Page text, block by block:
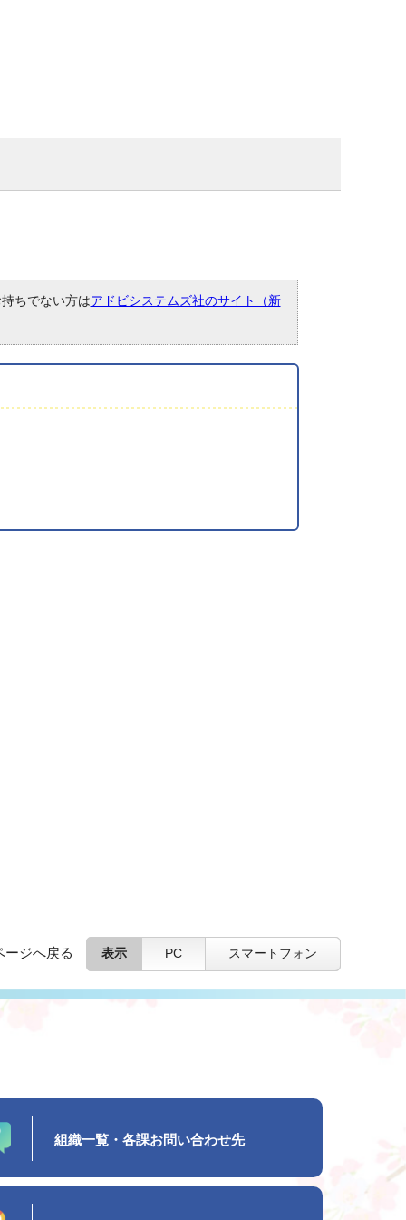
ちでない方はアドビシステムズ社のサイト（新
ージへ戻る 表示 PC スマートフォン
組織一覧・各課お問い合わせ先